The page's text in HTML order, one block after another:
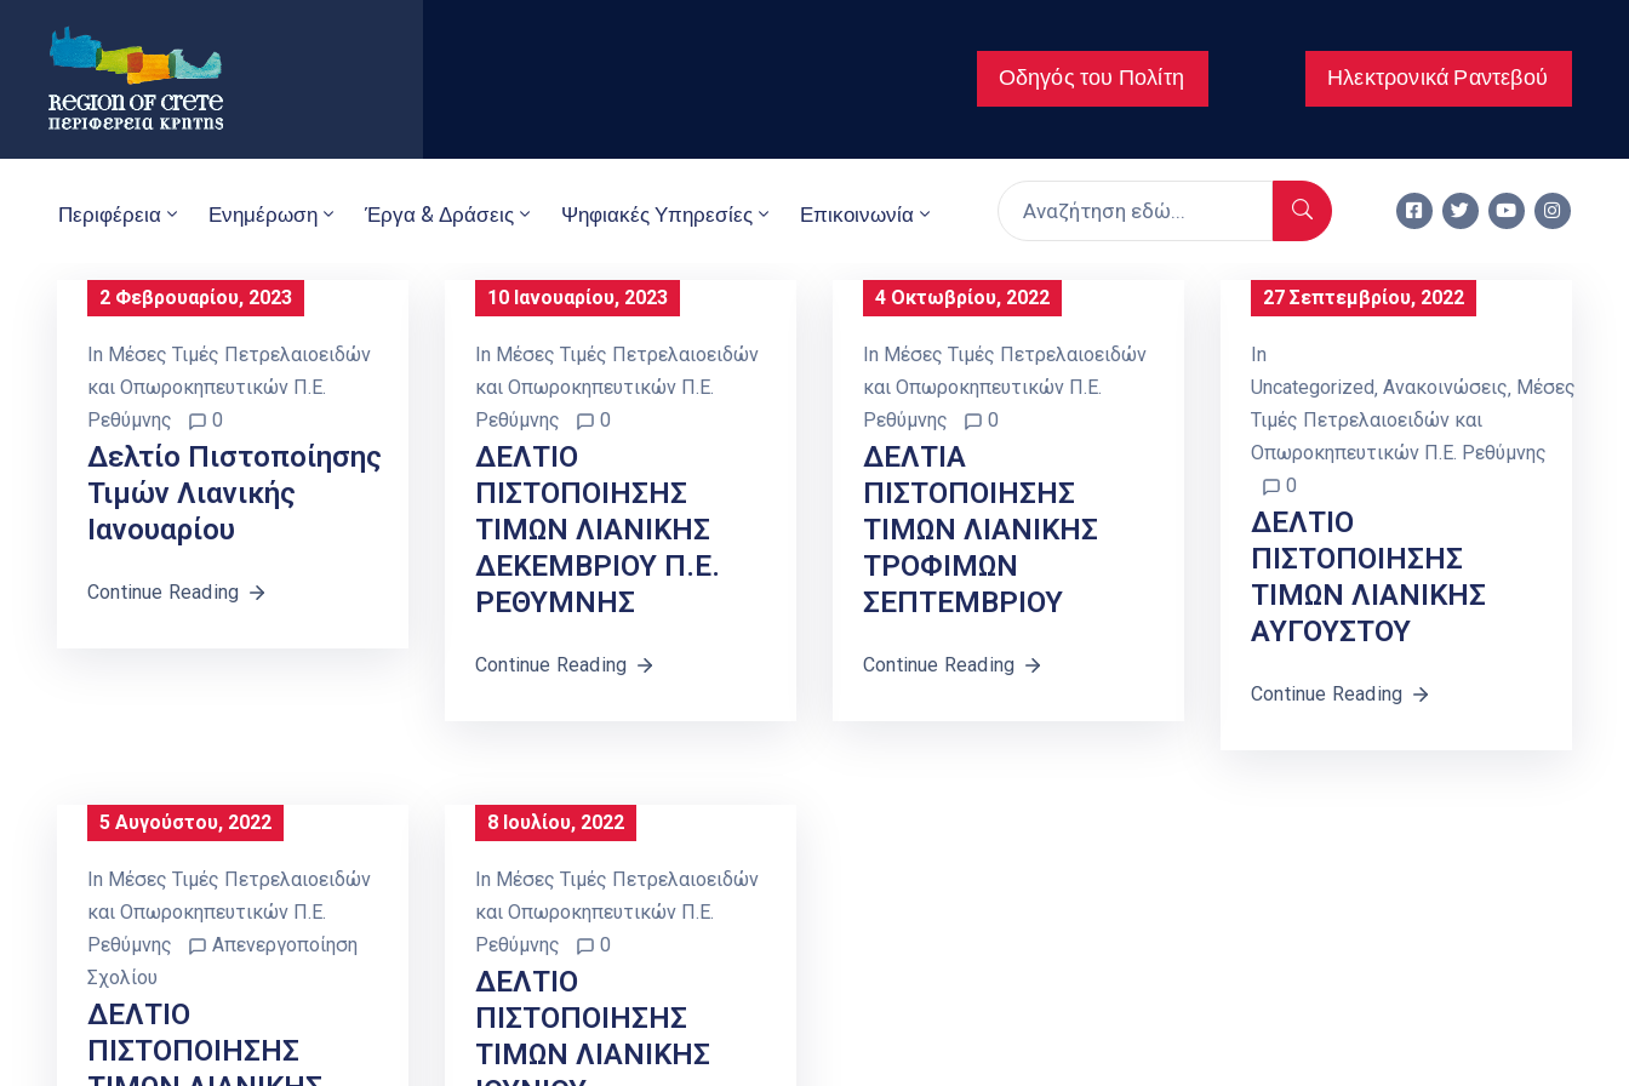
Οδηγός του Πολίτη Ηλεκτρονικά Ραντεβού
Περιφέρεια Ενημέρωση Έργα & Δράσεις Ψηφιακές Υπηρεσίες Επικοινωνία
2 Φεβρουαρίου, 2023
In Μέσες Τιμές Πετρελαιοειδών
και Οπωροκηπευτικών Π.Ε.
Ρεθύμνης
0
Δελτίο Πιστοποίησης
Τιμών Λιανικής
Ιανουαρίου
Continue Reading
10 Ιανουαρίου, 2023
In Μέσες Τιμές Πετρελαιοειδών
και Οπωροκηπευτικών Π.Ε.
Ρεθύμνης
0
ΔΕΛΤΙΟ
ΠΙΣΤΟΠΟΙΗΣΗΣ
ΤΙΜΩΝ ΛΙΑΝΙΚΗΣ
ΔΕΚΕΜΒΡΙΟΥ Π.Ε.
ΡΕΘΥΜΝΗΣ
Continue Reading
4 Οκτωβρίου, 2022
In Μέσες Τιμές Πετρελαιοειδών
και Οπωροκηπευτικών Π.Ε.
Ρεθύμνης
0
ΔΕΛΤΙΑ
ΠΙΣΤΟΠΟΙΗΣΗΣ
ΤΙΜΩΝ ΛΙΑΝΙΚΗΣ
ΤΡΟΦΙΜΩΝ
ΣΕΠΤΕΜΒΡΙΟΥ
Continue Reading
27 Σεπτεμβρίου, 2022
In
Uncategorized‚ Ανακοινώσεις‚ Μέσες
Τιμές Πετρελαιοειδών και
Οπωροκηπευτικών Π.Ε. Ρεθύμνης
0
ΔΕΛΤΙΟ
ΠΙΣΤΟΠΟΙΗΣΗΣ
ΤΙΜΩΝ ΛΙΑΝΙΚΗΣ
ΑΥΓΟΥΣΤΟΥ
Continue Reading
5 Αυγούστου, 2022
In Μέσες Τιμές Πετρελαιοειδών
και Οπωροκηπευτικών Π.Ε.
Ρεθύμνης
Απενεργοποίηση
Σχολίου
ΔΕΛΤΙΟ
ΠΙΣΤΟΠΟΙΗΣΗΣ
8 Ιουλίου, 2022
In Μέσες Τιμές Πετρελαιοειδών
και Οπωροκηπευτικών Π.Ε.
Ρεθύμνης
0
ΔΕΛΤΙΟ
ΠΙΣΤΟΠΟΙΗΣΗΣ
ΤΙΜΩΝ ΛΙΑΝΙΚΗΣ